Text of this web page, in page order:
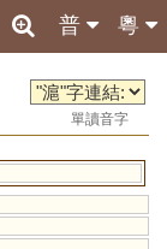
粵
普
單讀音字